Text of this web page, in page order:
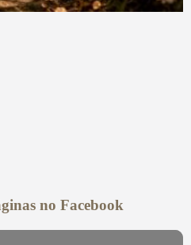
no Facebook